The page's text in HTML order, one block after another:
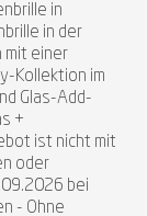
in
in der
mit einer
Kollektion im
Glas-Add-
+
ist nicht mit
oder
bei
- Ohne